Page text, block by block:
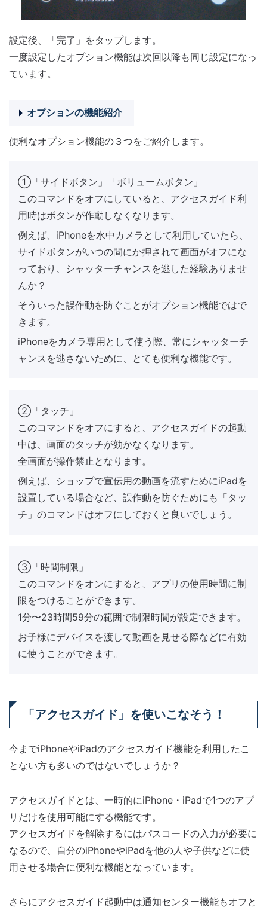
設定後、「完了」をタップします。
一度設定したオプション機能は次回以降も同じ設定になっ
ています。
オプションの機能紹介
便利なオプション機能の３つをご紹介します。
①「サイドボタン」「ボリュームボタン」
このコマンドをオフにしていると、アクセスガイド利
用時はボタンが作動しなくなります。
例えば、iPhoneを水中カメラとして利用していたら、
サイドボタンがいつの間にか押されて画面がオフにな
っており、シャッターチャンスを逃した経験ありませ
んか？
そういった誤作動を防ぐことがオプション機能ではで
きます。
iPhoneをカメラ専用として使う際、常にシャッターチ
ャンスを逃さないために、とても便利な機能です。
②「タッチ」
このコマンドをオフにすると、アクセスガイドの起動
中は、画面のタッチが効かなくなります。
全画面が操作禁止となります。
例えば、ショップで宣伝用の動画を流すためにiPadを
設置している場合など、誤作動を防ぐためにも「タッ
チ」のコマンドはオフにしておくと良いでしょう。
③「時間制限」
このコマンドをオンにすると、アプリの使用時間に制
限をつけることができます。
1分〜23時間59分の範囲で制限時間が設定できます。
お子様にデバイスを渡して動画を見せる際などに有効
に使うことができます。
「アクセスガイド」を使いこなそう！
今までiPhoneやiPadのアクセスガイド機能を利用したこ
とない方も多いのではないでしょうか？
アクセスガイドとは、一時的にiPhone・iPadで1つのアプ
リだけを使用可能にする機能です。
アクセスガイドを解除するにはパスコードの入力が必要に
なるので、自分のiPhoneやiPadを他の人や子供などに使
用させる場合に便利な機能となっています。
さらにアクセスガイド起動中は通知センター機能もオフと